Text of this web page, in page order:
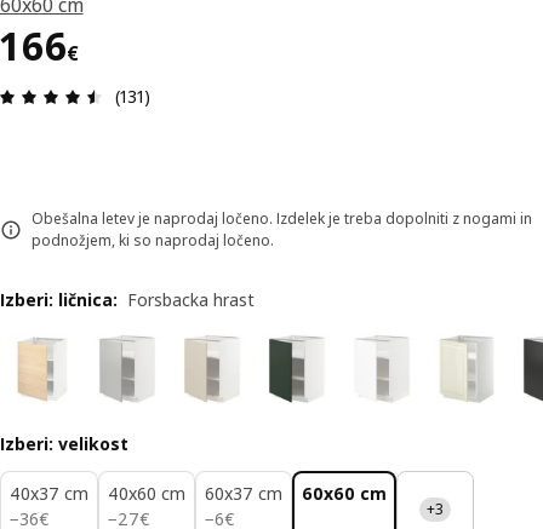
166€
Cena 166€
Ocena in komentar: 4.5 od skupno 5 zvezdic.
(131)
Obešalna letev je naprodaj ločeno. Izdelek je treba dopolniti z nogami in
podnožjem, ki so naprodaj ločeno.
Izberi: ličnica: Forsbacka hrast
Izberi: velikost
40x37 cm
−36€
36€
40x60 cm
−27€
27€
60x37 cm
−6€
6€
60x60 cm
+3